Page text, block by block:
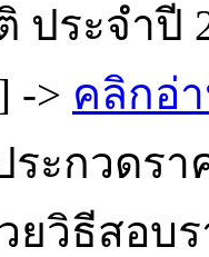
ระจำปี
-> คลิกอ่
ระกวดรา
ยวิธีสอบ